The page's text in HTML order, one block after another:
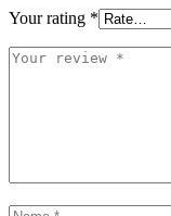
Your rating *